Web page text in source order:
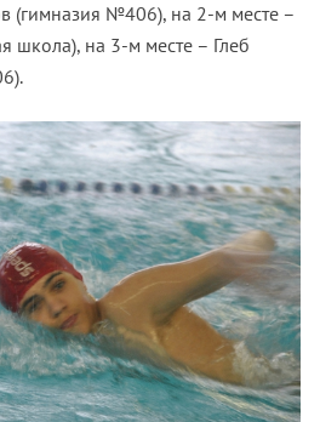
(гимназия №406), на 2-м месте –
школа), на 3-м месте – Глеб